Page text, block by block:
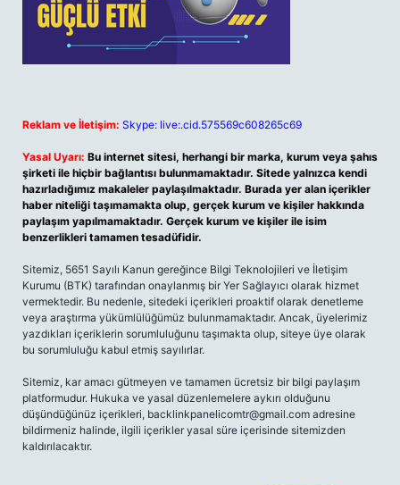
Reklam ve İletişim: Skype: live:.cid.575569c608265c69
Yasal Uyarı: Bu internet sitesi, herhangi bir marka, kurum veya şahıs
şirketi ile hiçbir bağlantısı bulunmamaktadır. Sitede yalnızca kendi
hazırladığımız makaleler paylaşılmaktadır. Burada yer alan içerikler
haber niteliği taşımamakta olup, gerçek kurum ve kişiler hakkında
paylaşım yapılmamaktadır. Gerçek kurum ve kişiler ile isim
benzerlikleri tamamen tesadüfidir.
Sitemiz, 5651 Sayılı Kanun gereğince Bilgi Teknolojileri ve İletişim
Kurumu (BTK) tarafından onaylanmış bir Yer Sağlayıcı olarak hizmet
vermektedir. Bu nedenle, sitedeki içerikleri proaktif olarak denetleme
veya araştırma yükümlülüğümüz bulunmamaktadır. Ancak, üyelerimiz
yazdıkları içeriklerin sorumluluğunu taşımakta olup, siteye üye olarak
bu sorumluluğu kabul etmiş sayılırlar.
Sitemiz, kar amacı gütmeyen ve tamamen ücretsiz bir bilgi paylaşım
platformudur. Hukuka ve yasal düzenlemelere aykırı olduğunu
düşündüğünüz içerikleri, backlinkpanelicomtr@gmail.com adresine
bildirmeniz halinde, ilgili içerikler yasal süre içerisinde sitemizden
kaldırılacaktır.